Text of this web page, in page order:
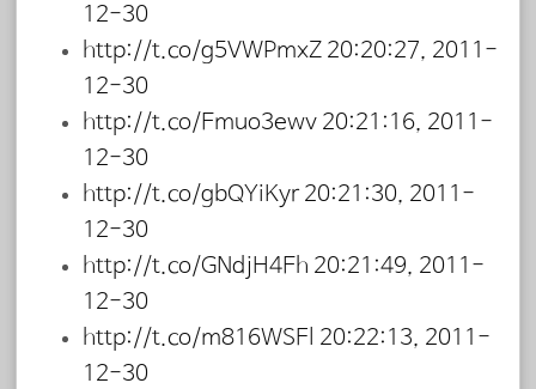
12-30
http://t.co/g5VWPmxZ 20:20:27, 2011-
12-30
http://t.co/Emuo3ewv 20:21:16, 2011-
12-30
http://t.co/gbQYiKyr 20:21:30, 2011-
12-30
http://t.co/GNdjH4Eh 20:21:49, 2011-
12-30
http://t.co/m816WSFl 20:22:13, 2011-
12-30